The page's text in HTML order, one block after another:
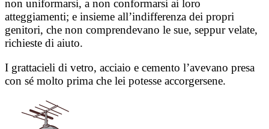
non uniformarsi, a non conformarsi ai loro
atteggiamenti; e insieme all’indifferenza dei propri
genitori, che non comprendevano le sue, seppur velate,
richieste di aiuto.
I grattacieli di vetro, acciaio e cemento l’avevano presa
con sé molto prima che lei potesse accorgersene.